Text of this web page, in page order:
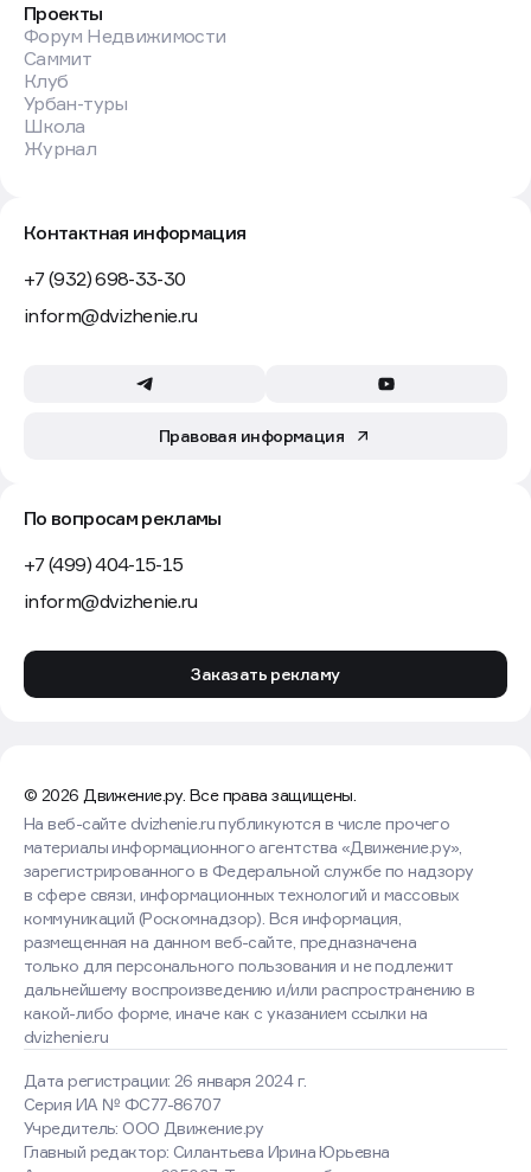
Проекты
Форум Недвижимости
Саммит
Клуб
Урбан-туры
Школа
Журнал
Контактная информация
+7 (932) 698-33-30
inform@dvizhenie.ru
Правовая информация
По вопросам рекламы
+7 (499) 404-15-15
inform@dvizhenie.ru
Заказать рекламу
© 2026 Движение.ру. Все права защищены.
Дата регистрации: 26 января 2024 г.
Серия ИА № ФС77-86707
Учредитель: ООО Движение.ру
Главный редактор: Силантьева Ирина Юрьевна
На веб-сайте dvizhenie.ru публикуются в числе прочего
материалы информационного агентства «Движение.ру»,
зарегистрированного в Федеральной службе по надзору
в сфере связи, информационных технологий и массовых
коммуникаций (Роскомнадзор). Вся информация,
размещенная на данном веб-сайте, предназначена
только для персонального пользования и не подлежит
дальнейшему воспроизведению и/или распространению в
какой-либо форме, иначе как с указанием ссылки на
dvizhenie.ru